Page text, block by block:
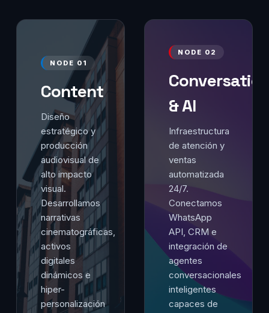
NODE 01
Content
Diseño
estratégico y
producción
audiovisual de
alto impacto
visual.
Desarrollamos
narrativas
cinematográficas,
activos
digitales
dinámicos e
hiper-
personalización
NODE 02
& AI
Infraestructura
de atención y
ventas
automatizada
24/7.
Conectamos
WhatsApp
API, CRM e
integración de
agentes
conversacionales
inteligentes
capaces de